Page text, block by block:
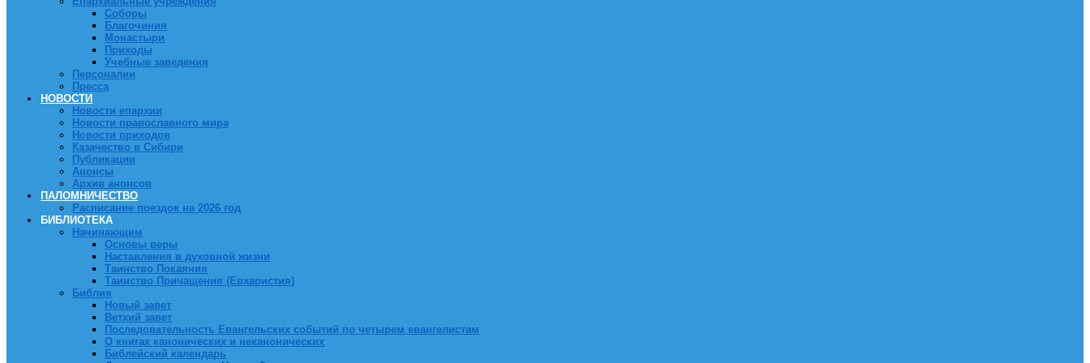
Соборы
Благочиния
Монастыри
Приходы
Учебные заведения
Персоналии
Пресса
НОВОСТИ
Новости епархии
Новости православного мира
Новости приходов
Казачество в Сибири
Публикации
Анонсы
Архив анонсов
ПАЛОМНИЧЕСТВО
Расписание поездок на 2026 год
БИБЛИОТЕКА
Начинающим
Основы веры
Наставления в духовной жизни
Таинство Покаяния
Таинство Причащения (Евхаристия)
Библия
Новый завет
Ветхий завет
Последовательность Евангельских событий по четырем евангелистам
О книгах канонических и неканонических
Библейский календарь